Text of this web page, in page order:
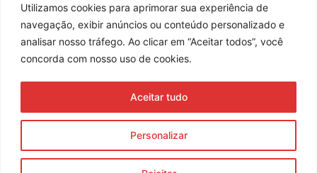
Utilizamos cookies para aprimorar sua experiência de
navegação, exibir anúncios ou conteúdo personalizado e
analisar nosso tráfego. Ao clicar em “Aceitar todos”, você
concorda com nosso uso de cookies.
Personalizar
Aceitar tudo
Assine nossa newsletter
Enviar